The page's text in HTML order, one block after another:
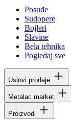
Posuđe
Sudopere
Bojleri
Slavine
Bela tehnika
Pogledaj sve
Uslovi prodaje
Metalac market
Proizvodi